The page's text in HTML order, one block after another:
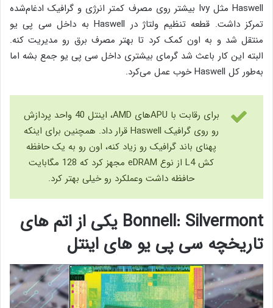
Haswell مثل Ivy بیشتر روی مصرف کمتر انرژی و گرافیک ادغام‌شده
تمرکز داشت. قطعه تنظیم ولتاژ در Haswell به داخل سی پی یو
منتقل شد و به اون کمک کرد تا بهتر مصرف برق رو مدیریت کنه.
البته این کار باعث شد گرمای بیشتری داخل سی پی یو جمع بشه اما
به‌طور کل Haswell خوب عمل می‌کرد.
برای رقابت با APUهای AMD، اینتل 40 واحد پردازش
رو روی گرافیک Haswell قرار داد. همچنین برای اینکه
پهنای باند گرافیک رو زیاد کنه، اون رو به یک حافظه
کش L4 از نوع eDRAM مجهز کرد که 128 مگابایت
حافظه داشت وعملکرد رو خیلی بهتر کرد.
Bonnell: Silvermont یکی از اتم های
تاریخچه سی پی یو های اینتل